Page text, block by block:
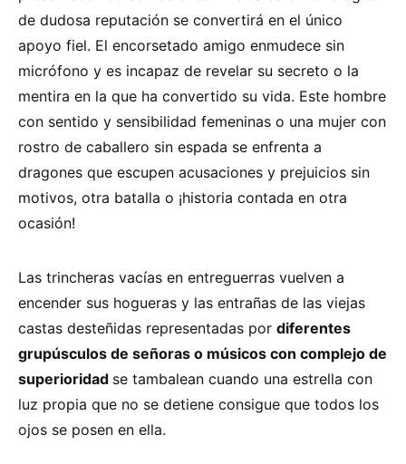
de dudosa reputación se convertirá en el único
apoyo fiel. El encorsetado amigo enmudece sin
micrófono y es incapaz de revelar su secreto o la
mentira en la que ha convertido su vida. Este hombre
con sentido y sensibilidad femeninas o una mujer con
rostro de caballero sin espada se enfrenta a
dragones que escupen acusaciones y prejuicios sin
motivos, otra batalla o ¡historia contada en otra
ocasión!
Las trincheras vacías en entreguerras vuelven a
encender sus hogueras y las entrañas de las viejas
castas desteñidas representadas por diferentes
grupúsculos de señoras o músicos con complejo de
superioridad se tambalean cuando una estrella con
luz propia que no se detiene consigue que todos los
ojos se posen en ella.